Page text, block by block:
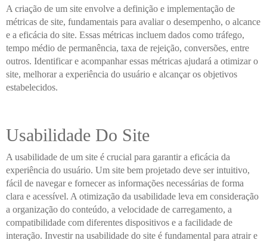
A criação de um site envolve a definição e implementação de
métricas de site, fundamentais para avaliar o desempenho, o alcance
e a eficácia do site. Essas métricas incluem dados como tráfego,
tempo médio de permanência, taxa de rejeição, conversões, entre
outros. Identificar e acompanhar essas métricas ajudará a otimizar o
site, melhorar a experiência do usuário e alcançar os objetivos
estabelecidos.
Usabilidade Do Site
A usabilidade de um site é crucial para garantir a eficácia da
experiência do usuário. Um site bem projetado deve ser intuitivo,
fácil de navegar e fornecer as informações necessárias de forma
clara e acessível. A otimização da usabilidade leva em consideração
a organização do conteúdo, a velocidade de carregamento, a
compatibilidade com diferentes dispositivos e a facilidade de
interação. Investir na usabilidade do site é fundamental para atrair e